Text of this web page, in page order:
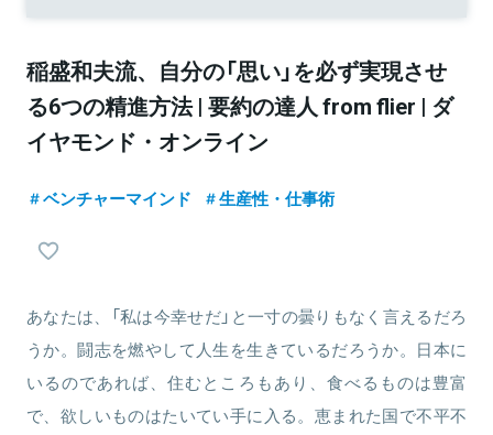
稲盛和夫流、自分の「思い」を必ず実現させ
る6つの精進方法 | 要約の達人 from flier | ダ
イヤモンド・オンライン
ベンチャーマインド 生産性・仕事術
あなたは、「私は今幸せだ」と一寸の曇りもなく言えるだろ
うか。闘志を燃やして人生を生きているだろうか。日本に
いるのであれば、住むところもあり、食べるものは豊富
で、欲しいものはたいてい手に入る。恵まれた国で不平不